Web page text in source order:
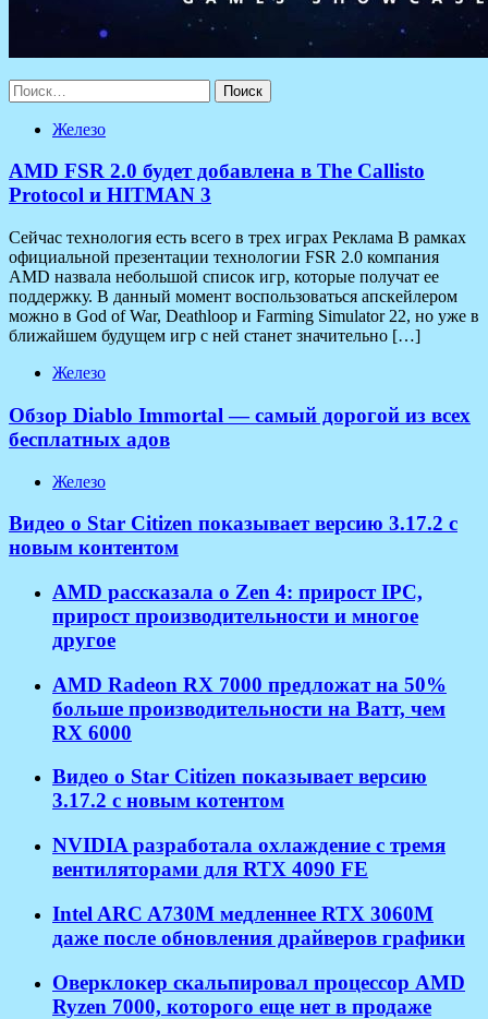
Найти:
Железо
AMD FSR 2.0 будет добавлена в The Callisto
Protocol и HITMAN 3
Сейчас технология есть всего в трех играх Реклама В рамках
официальной презентации технологии FSR 2.0 компания
AMD назвала небольшой список игр, которые получат ее
поддержку. В данный момент воспользоваться апскейлером
можно в God of War, Deathloop и Farming Simulator 22, но уже в
ближайшем будущем игр с ней станет значительно […]
Железо
Обзор Diablo Immortal — самый дорогой из всех
бесплатных адов
Железо
Видео о Star Citizen показывает версию 3.17.2 с
новым контентом
AMD рассказала о Zen 4: прирост IPC,
прирост производительности и многое
другое
AMD Radeon RX 7000 предложат на 50%
больше производительности на Ватт, чем
RX 6000
Видео о Star Citizen показывает версию
3.17.2 с новым котентом
NVIDIA разработала охлаждение с тремя
вентиляторами для RTX 4090 FE
Intel ARC A730M медленнее RTX 3060M
даже после обновления драйверов графики
Оверклокер скальпировал процессор AMD
Ryzen 7000, которого еще нет в продаже